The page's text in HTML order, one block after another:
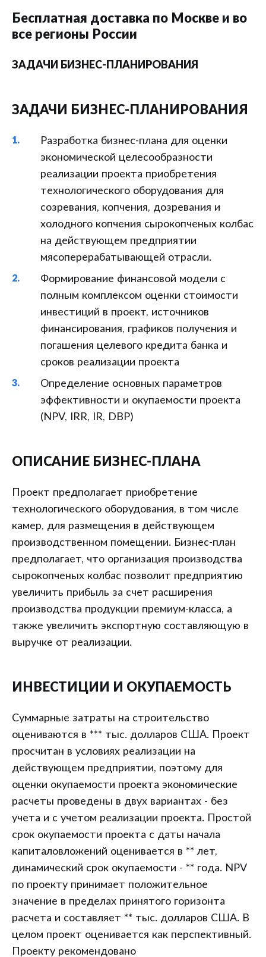
Бесплатная доставка по Москве и во
все регионы России
ЗАДАЧИ БИЗНЕС-ПЛАНИРОВАНИЯ
ЗАДАЧИ БИЗНЕС-ПЛАНИРОВАНИЯ
Разработка бизнес-плана для оценки
экономической целесообразности
реализации проекта приобретения
технологического оборудования для
созревания, копчения, дозревания и
холодного копчения сырокопченых колбас
на действующем предприятии
мясоперерабатывающей отрасли.
Формирование финансовой модели с
полным комплексом оценки стоимости
инвестиций в проект, источников
финансирования, графиков получения и
погашения целевого кредита банка и
сроков реализации проекта
Определение основных параметров
эффективности и окупаемости проекта
(NPV, IRR, IR, DBP)
ОПИСАНИЕ БИЗНЕС-ПЛАНА
Проект предполагает приобретение
технологического оборудования, в том числе
камер, для размещения в действующем
производственном помещении. Бизнес-план
предполагает, что организация производства
сырокопченых колбас позволит предприятию
увеличить прибыль за счет расширения
производства продукции премиум-класса, а
также увеличить экспортную составляющую в
выручке от реализации.
ИНВЕСТИЦИИ И ОКУПАЕМОСТЬ
Суммарные затраты на строительство
оцениваются в *** тыс. долларов США. Проект
просчитан в условиях реализации на
действующем предприятии, поэтому для
оценки окупаемости проекта экономические
расчеты проведены в двух вариантах - без
учета и с учетом реализации проекта. Простой
срок окупаемости проекта с даты начала
капиталовложений оценивается в ** лет,
динамический срок окупаемости - ** года. NPV
по проекту принимает положительное
значение в пределах принятого горизонта
расчета и составляет ** тыс. долларов США. В
целом проект оценивается как перспективный.
Проекту рекомендовано